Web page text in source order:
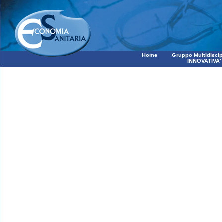
Home
Gruppo
INNOVATIVA'